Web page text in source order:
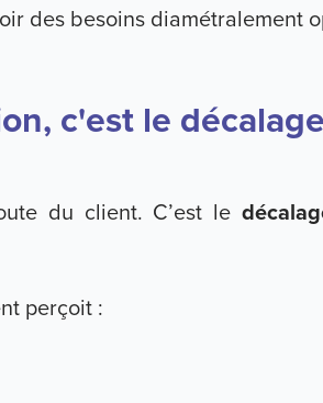
des besoins diamétralement
c'est le décalage
du client. C’est le
perçoit :